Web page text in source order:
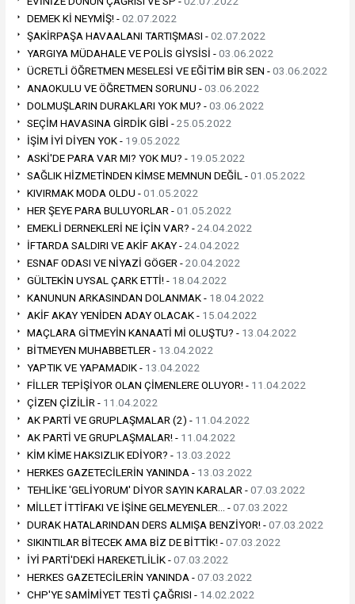
DEMEK Kİ NEYMİŞ! -02.07.2022
ŞAKİRPAŞA HAVAALANI TARTIŞMASI -02.07.2022
YARGIYA MÜDAHALE VE POLİS GİYSİSİ -03.06.2022
ÜCRETLİ ÖĞRETMEN MESELESİ VE EĞİTİM BİR SEN -03.06.2022
ANAOKULU VE ÖĞRETMEN SORUNU -03.06.2022
DOLMUŞLARIN DURAKLARI YOK MU? -03.06.2022
SEÇİM HAVASINA GİRDİK GİBİ -25.05.2022
İŞİM İYİ DİYEN YOK - 19.05.2022
ASKİ'DE PARA VAR MI? YOK MU? - 19.05.2022
SAĞLIK HİZMETİNDEN KİMSE MEMNUN DEĞİL -01.05.2022
KIVIRMAK MODA OLDU -01.05.2022
HER ŞEYE PARA BULUYORLAR -01.05.2022
EMEKLİ DERNEKLERİ NE İÇİN VAR? -24.04.2022
İFTARDA SALDIRI VE AKİF AKAY -24.04.2022
ESNAF ODASI VE NİYAZİ GÖGER -20.04.2022
GÜLTEKİN UYSAL ÇARK ETTİ! - 18.04.2022
KANUNUN ARKASINDAN DOLANMAK - 18.04.2022
AKİF AKAY YENİDEN ADAY OLACAK - 15.04.2022
MAÇLARA GİTMEYİN KANAATİ Mİ OLUŞTU? - 13.04.2022
BİTMEYEN MUHABBETLER - 13.04.2022
YAPTIK VE YAPAMADIK - 13.04.2022
FİLLER TEPİŞİYOR OLAN ÇİMENLERE OLUYOR! - 11.04.2022
ÇİZEN ÇİZİLİR - 11.04.2022
AK PARTİ VE GRUPLAŞMALAR (2) - 11.04.2022
AK PARTİ VE GRUPLAŞMALAR! - 11.04.2022
KİM KİME HAKSIZLIK EDİYOR? - 13.03.2022
HERKES GAZETECİLERİN YANINDA - 13.03.2022
TEHLİKE 'GELİYORUM' DİYOR SAYIN KARALAR -07.03.2022
MİLLET İTTİFAKI VE İŞİNE GELMEYENLER… -07.03.2022
DURAK HATALARINDAN DERS ALMIŞA BENZİYOR! -07.03.2022
SIKINTILAR BİTECEK AMA BİZ DE BİTTİK! -07.03.2022
İYİ PARTİ'DEKİ HAREKETLİLİK -07.03.2022
HERKES GAZETECİLERİN YANINDA -07.03.2022
CHP'YE SAMİMİYET TESTİ ÇAĞRISI - 14.02.2022